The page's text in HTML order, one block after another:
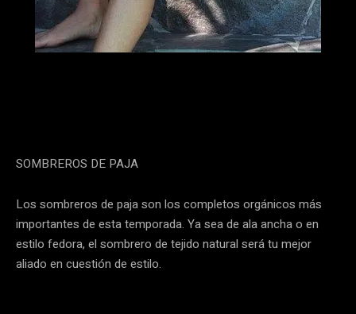
SOMBREROS DE PAJA
Los sombreros de paja son los completos orgánicos más
importantes de esta temporada. Ya sea de ala ancha o en
estilo fedora, el sombrero de tejido natural será tu mejor
aliado en cuestión de estilo.